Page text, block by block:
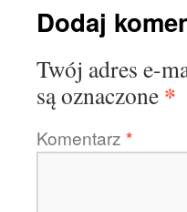
Dodaj
Twój adres e-
są oznaczone *
Komentarz *